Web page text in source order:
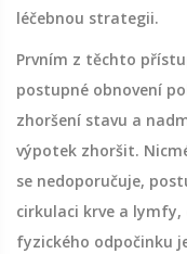
léčebnou strategii.
Prvním z těchto
postupné obnovení
zhoršení stavu a
výpotek zhoršit.
se nedoporučuje,
cirkulaci krve a lymfy,
fyzického odpočinku